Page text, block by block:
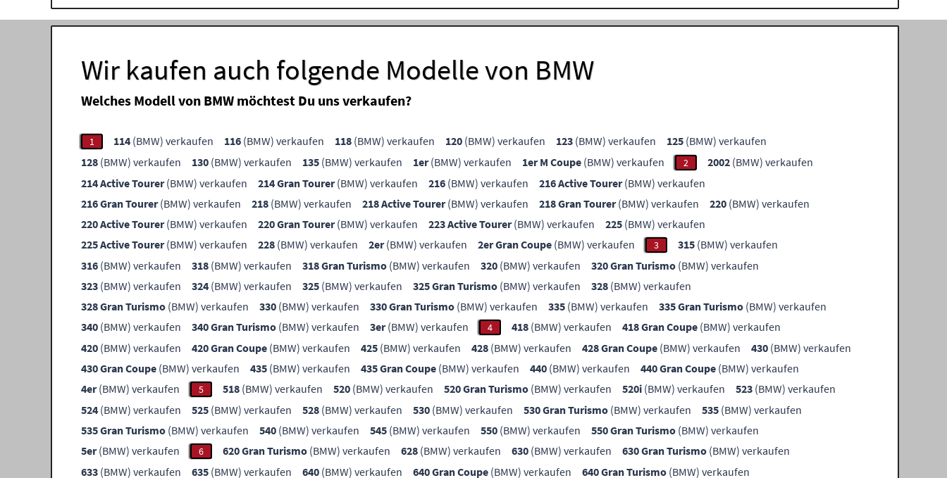
Wir kaufen auch folgende Modelle von BMW
Welches Modell von BMW möchtest Du uns verkaufen?
1 114 (BMW) verkaufen 116 (BMW) verkaufen 118 (BMW) verkaufen 120 (BMW) verkaufen 123 (BMW) verkaufen 125 (BMW) verkaufen
128 (BMW) verkaufen 130 (BMW) verkaufen 135 (BMW) verkaufen 1er(BMW) verkaufen 1er M Coupe (BMW) verkaufen 2 2002 (BMW) verkaufen
214 Active Tourer(BMW) verkaufen 214 Gran Tourer(BMW) verkaufen 216 (BMW) verkaufen 216 Active Tourer(BMW) verkaufen
216 Gran Tourer(BMW) verkaufen 218 (BMW) verkaufen 218 Active Tourer(BMW) verkaufen 218 Gran Tourer(BMW) verkaufen 220 (BMW) verkaufen
220 Active Tourer(BMW) verkaufen 220 Gran Tourer(BMW) verkaufen 223 Active Tourer(BMW) verkaufen 225 (BMW) verkaufen
225 Active Tourer(BMW) verkaufen 228 (BMW) verkaufen 2er(BMW) verkaufen 2er Gran Coupe (BMW) verkaufen 3 315 (BMW) verkaufen
316 (BMW) verkaufen 318 (BMW) verkaufen 318 Gran Turismo (BMW) verkaufen 320 (BMW) verkaufen 320 Gran Turismo (BMW) verkaufen
323 (BMW) verkaufen 324 (BMW) verkaufen 325 (BMW) verkaufen 325 Gran Turismo (BMW) verkaufen 328 (BMW) verkaufen
328 Gran Turismo (BMW) verkaufen 330 (BMW) verkaufen 330 Gran Turismo (BMW) verkaufen 335 (BMW) verkaufen 335 Gran Turismo (BMW) verkaufen
340 (BMW) verkaufen 340 Gran Turismo (BMW) verkaufen 3er(BMW) verkaufen 4 418 (BMW) verkaufen 418 Gran Coupe (BMW) verkaufen
420 (BMW) verkaufen 420 Gran Coupe (BMW) verkaufen 425 (BMW) verkaufen 428 (BMW) verkaufen 428 Gran Coupe (BMW) verkaufen 430 (BMW) verkaufen
430 Gran Coupe (BMW) verkaufen 435 (BMW) verkaufen 435 Gran Coupe (BMW) verkaufen 440 (BMW) verkaufen 440 Gran Coupe (BMW) verkaufen
4er(BMW) verkaufen 5 518 (BMW) verkaufen 520 (BMW) verkaufen 520 Gran Turismo (BMW) verkaufen 520i (BMW) verkaufen 523 (BMW) verkaufen
524 (BMW) verkaufen 525 (BMW) verkaufen 528 (BMW) verkaufen 530 (BMW) verkaufen 530 Gran Turismo (BMW) verkaufen 535 (BMW) verkaufen
535 Gran Turismo (BMW) verkaufen 540 (BMW) verkaufen 545 (BMW) verkaufen 550 (BMW) verkaufen 550 Gran Turismo (BMW) verkaufen
5er(BMW) verkaufen 6 620 Gran Turismo (BMW) verkaufen 628 (BMW) verkaufen 630 (BMW) verkaufen 630 Gran Turismo (BMW) verkaufen
633 (BMW) verkaufen 635 (BMW) verkaufen 640 (BMW) verkaufen 640 Gran Coupe (BMW) verkaufen 640 Gran Turismo (BMW) verkaufen